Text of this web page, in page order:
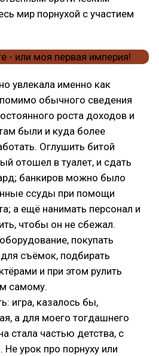
мир порнухой с участием
увлекала именно как
обычного сведения
роста доходов и
были и куда более
Оглушить битой
отошел в туалет, и сдать
банкиров можно было
ссуды при помощи
а ещё нанимать персонал и
чтобы он не сбежал.
покупать
съёмок, подбирать
и при этом рулить
самому.
игра, казалось бы,
а для моего тогдашнего
стала частью детства, с
Не урок про порнуху или